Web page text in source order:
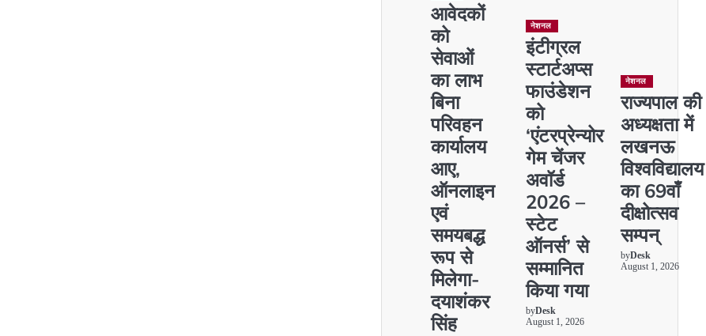
आवेदकों
को
सेवाओं
का लाभ
बिना
परिवहन
कार्यालय
आए,
ऑनलाइन
एवं
समयबद्ध
रूप से
मिलेगा-
दयाशंकर
सिंह
नेशनल
इंटीग्रल
स्टार्टअप्स
फाउंडेशन
को
‘एंटरप्रेन्योर
गेम चेंजर
अवॉर्ड
2026 –
स्टेट
ऑनर्स’ से
सम्मानित
किया गया
byDesk
August 1, 2026
नेशनल
राज्यपाल की
अध्यक्षता में
लखनऊ
विश्वविद्यालय
का 69वाँ
दीक्षोत्सव
सम्पन्
byDesk
August 1, 2026